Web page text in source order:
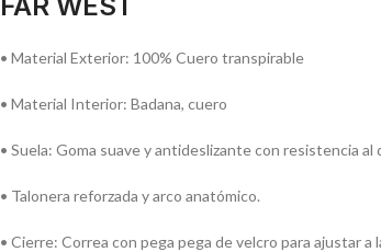
• Material Exterior: 100% Cuero transpirable
• Material Interior: Badana, cuero
• Suela: Goma suave y antideslizante con resistencia
• Talonera reforzada y arco anatómico.
• Cierre: Correa con pega pega de velcro para ajustar a